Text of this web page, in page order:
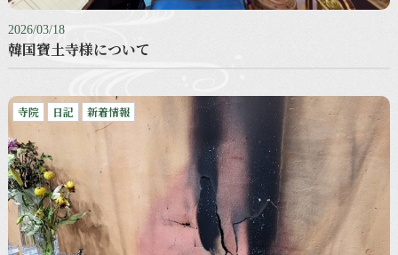
2026/03/18
韓国寶土寺様について
寺院 日記 新着情報